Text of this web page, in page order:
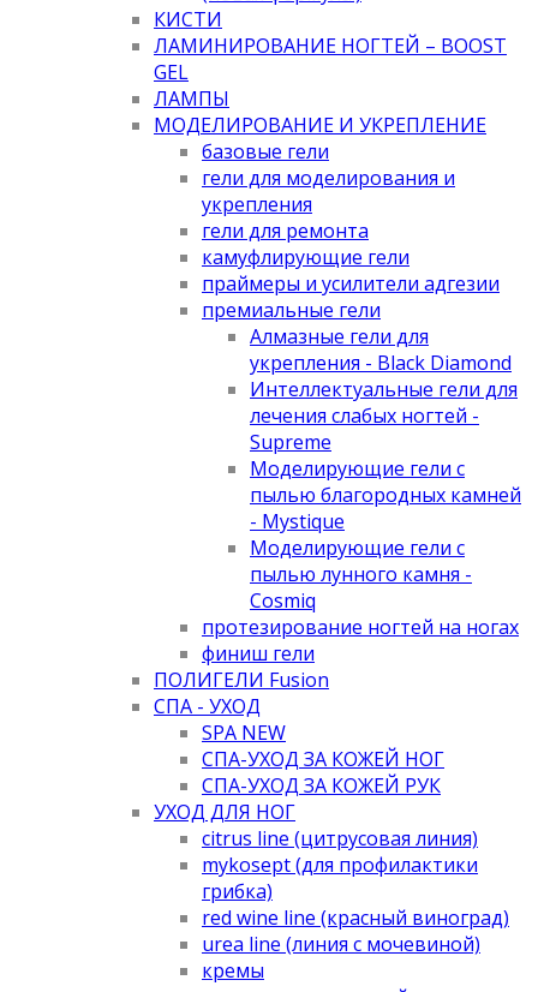
КИСТИ
ЛАМИНИРОВАНИЕ НОГТЕЙ – BOOST
GEL
ЛАМПЫ
МОДЕЛИРОВАНИЕ И УКРЕПЛЕНИЕ
базовые гели
гели для моделирования и
укрепления
гели для ремонта
камуфлирующие гели
праймеры и усилители адгезии
премиальные гели
Алмазные гели для
укрепления - Black Diamond
Интеллектуальные гели для
лечения слабых ногтей -
Supreme
Моделирующие гели с
пылью благородных камней
- Mystique
Моделирующие гели с
пылью лунного камня -
Cosmiq
протезирование ногтей на ногах
финиш гели
ПОЛИГЕЛИ Fusion
СПА - УХОД
SPA NEW
СПА-УХОД ЗА КОЖЕЙ НОГ
СПА-УХОД ЗА КОЖЕЙ РУК
УХОД ДЛЯ НОГ
citrus line (цитрусовая линия)
mykosept (для профилактики
грибка)
red wine line (красный виноград)
urea line (линия с мочевиной)
кремы